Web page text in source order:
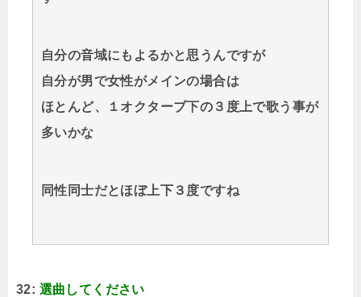
自分の音域にもよるかと思うんですが
自分が男で女性がメインの場合は
ほとんど、１オクターブ下の３度上で歌う事が
多いかな
同性同士だとほぼ上下３度ですね
32: 選曲してください